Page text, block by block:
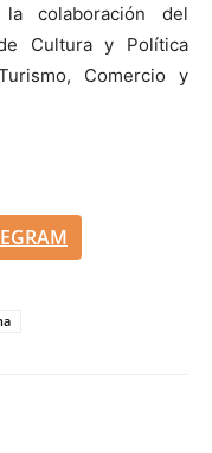
colaboración del
Cultura y Política
Comercio y